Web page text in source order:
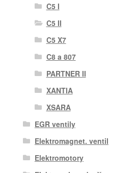
C5 I
C5 II
C5 X7
C8 a 807
PARTNER II
XANTIA
XSARA
EGR ventily
Elektromagnet. ventil
Elektromotory